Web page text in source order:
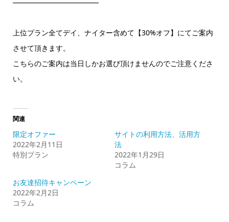
━━━━━━━━━━━━
上位プラン全てデイ、ナイター含めて【30%オフ】にてご案内
させて頂きます。
こちらのご案内は当日しかお選び頂けませんのでご注意くださ
い。
関連
限定オファー
2022年2月11日
特別プラン
サイトの利用方法、活用方
法
2022年1月29日
コラム
お友達招待キャンペーン
2022年2月2日
コラム